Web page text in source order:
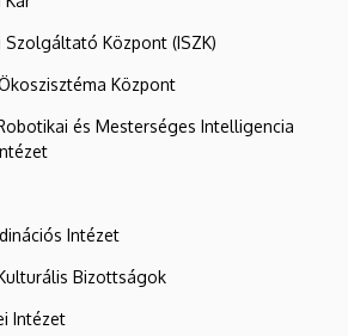
Központ (ISZK)
Központ
és Mesterséges Intelligencia
Intézet
Bizottságok
Intézet